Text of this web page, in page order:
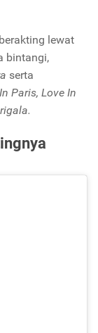
lewat
bintangi,
serta
Paris, Love In